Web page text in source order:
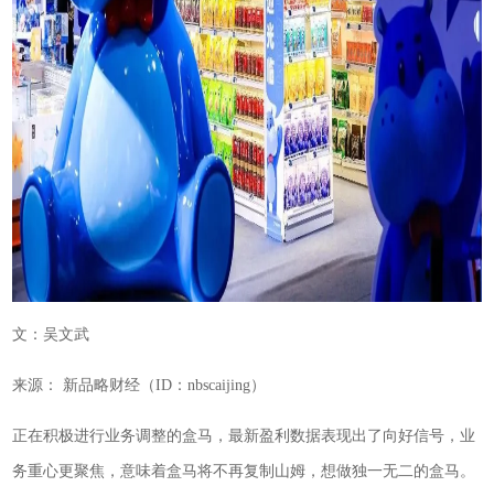
文：吴文武
来源： 新品略财经（ID：nbscaijing）
正在积极进行业务调整的盒马，最新盈利数据表现出了向好信号，业
务重心更聚焦，意味着盒马将不再复制山姆，想做独一无二的盒马。